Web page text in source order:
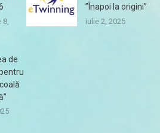
”Înapoi la origini”
iulie 2, 2025
de